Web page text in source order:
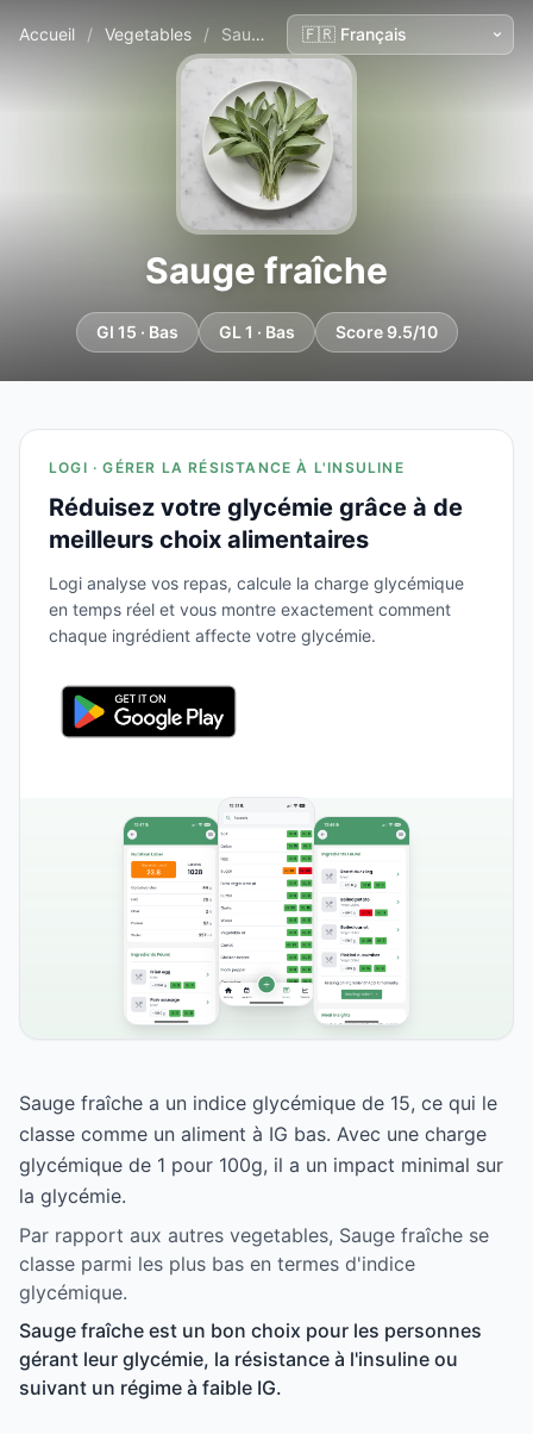
Accueil / Vegetables / Sauge fraîche
Sauge fraîche
GI 15 · Bas GL 1 · Bas Score 9.5/10
LOGI · GÉRER LA RÉSISTANCE À L'INSULINE
Réduisez votre glycémie grâce à de
meilleurs choix alimentaires
Logi analyse vos repas, calcule la charge glycémique
en temps réel et vous montre exactement comment
chaque ingrédient affecte votre glycémie.
Sauge fraîche a un indice glycémique de 15, ce qui le
classe comme un aliment à IG bas. Avec une charge
glycémique de 1 pour 100g, il a un impact minimal sur
la glycémie.
Par rapport aux autres vegetables, Sauge fraîche se
classe parmi les plus bas en termes d'indice
glycémique.
Sauge fraîche est un bon choix pour les personnes
gérant leur glycémie, la résistance à l'insuline ou
suivant un régime à faible IG.